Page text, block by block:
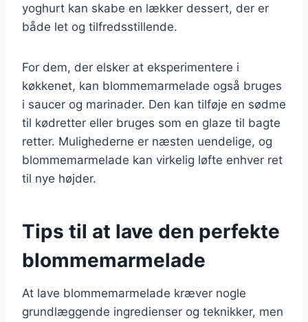
yoghurt kan skabe en lækker dessert, der er
både let og tilfredsstillende.
For dem, der elsker at eksperimentere i
køkkenet, kan blommemarmelade også bruges
i saucer og marinader. Den kan tilføje en sødme
til kødretter eller bruges som en glaze til bagte
retter. Mulighederne er næsten uendelige, og
blommemarmelade kan virkelig løfte enhver ret
til nye højder.
Tips til at lave den perfekte
blommemarmelade
At lave blommemarmelade kræver nogle
grundlæggende ingredienser og teknikker, men